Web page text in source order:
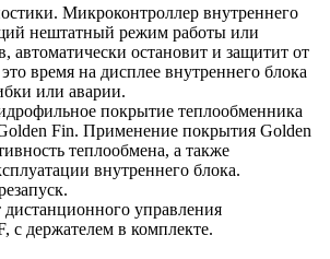
Микроконтроллер внутреннего
нештатный режим работы или
автоматически остановит и защитит от
время на дисплее внутреннего блока
или аварии.
покрытие теплообменника
Fin. Применение покрытия Golden
теплообмена, а также
внутреннего блока.
дистанционного управления
с держателем в комплекте.